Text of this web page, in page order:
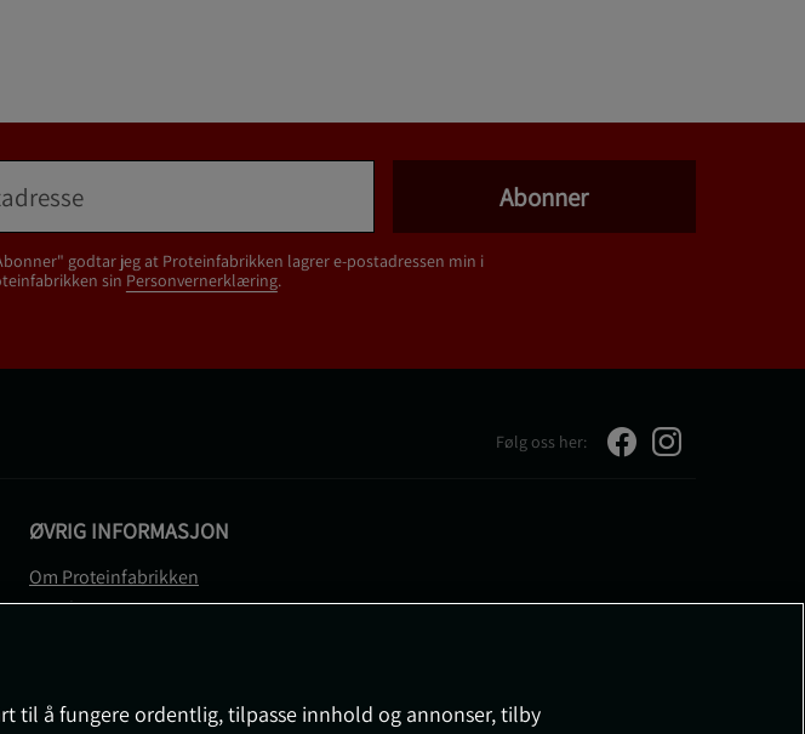
godtar jeg at Proteinfabrikken lagrer e-postadressen min i
sin Personvernerklæring.
Abonner
Følg oss her:
ØVRIG INFORMASJON
Om Proteinfabrikken
Gavekort
til å fungere ordentlig, tilpasse innhold og annonser, tilby